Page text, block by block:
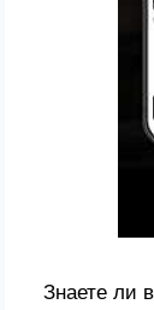
Знаете ли